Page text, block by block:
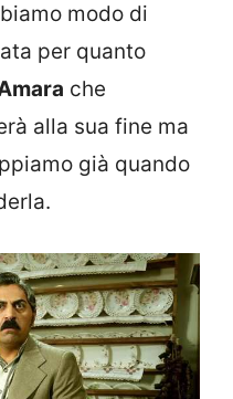
modo di
per quanto
che
alla sua fine ma
già quando